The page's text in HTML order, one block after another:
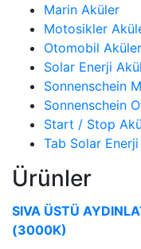
Marin Aküler
Motosikler
Otomobil
Solar Enerji
Sonnenschein
Sonnenschein
Start / Stop
Tab Solar
Ürünler
SIVA ÜSTÜ
(3000K)